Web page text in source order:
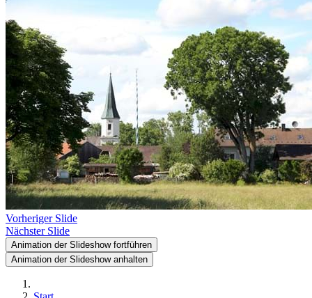
Vorheriger Slide
Nächster Slide
Animation der Slideshow fortführen
Animation der Slideshow anhalten